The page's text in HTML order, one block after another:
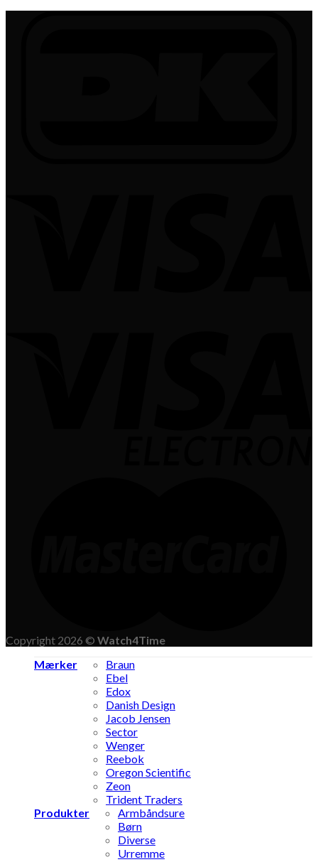
Copyright 2026 © Watch4Time
Mærker
Braun
Ebel
Edox
Danish Design
Jacob Jensen
Sector
Wenger
Reebok
Oregon Scientific
Zeon
Trident Traders
Produkter
Armbåndsure
Børn
Diverse
Urremme